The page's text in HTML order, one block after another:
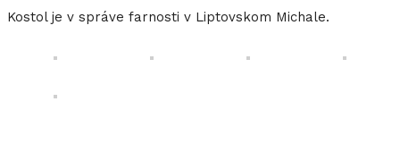
Kostol je v správe farnosti v Liptovskom Michale.